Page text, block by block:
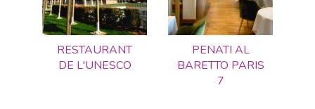
RESTAURANT
DE L'UNESCO
PENATI AL
BARETTO PARIS
7